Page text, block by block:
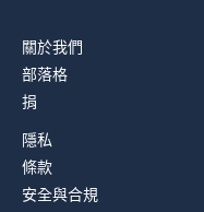
關於我們
部落格
捐
隱私
條款
安全與合規